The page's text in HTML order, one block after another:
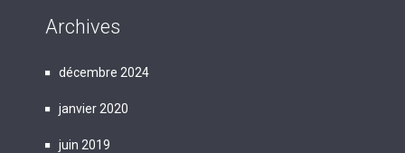
Archives
décembre 2024
janvier 2020
juin 2019